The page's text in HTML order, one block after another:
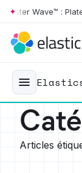
Skip to main content
: Plateformes
Articles